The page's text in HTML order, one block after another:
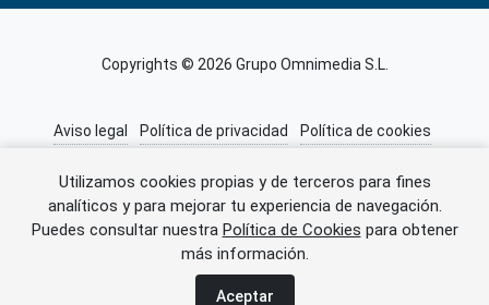
Utilizamos cookies propias y de terceros para fines
analíticos y para mejorar tu experiencia de navegación.
Puedes consultar nuestra Política de Cookies para obtener
más información.
Aceptar
Error al cargar el anuncio.
Copyrights © 2026 Grupo Omnimedia S.L.
Aviso legal Política de privacidad
Política de cookies